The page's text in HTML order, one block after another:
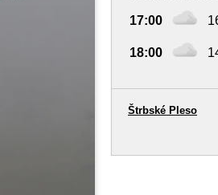
17:00
18:00
Štrbské Pleso